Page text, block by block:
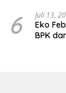
6 Juli 13,
Eko
BPK